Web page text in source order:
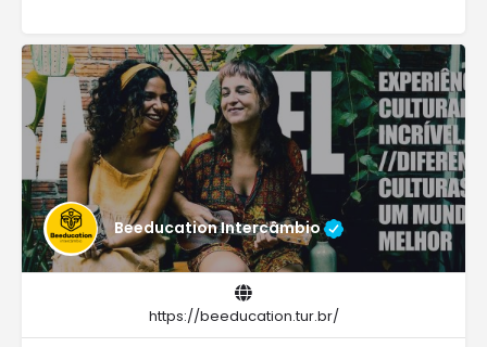
Beeducation Intercâmbio
https://beeducation.tur.br/